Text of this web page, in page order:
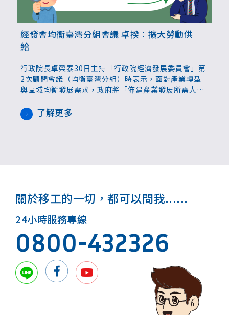
經發會均衡臺灣分組會議 卓揆：擴大勞動供
給
行政院長卓榮泰30日主持「行政院經濟發展委員會」第
2次顧問會議（均衡臺灣分組）時表示，面對產業轉型
與區域均衡發展需求，政府將「佈建產業發展所需人力
才、攬才策略，為臺灣長期經濟發展奠定穩固人力基
礎。
了解更多
關於移工的一切，都可以問我......
24小時服務專線
0800-432326